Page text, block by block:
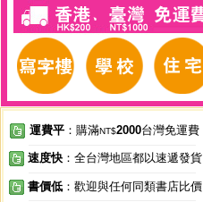
運費平 ：購滿NT$2000台灣免運費
速度快 ：全台灣地區都以速遞發貨
書價低 ：歡迎與任何同類書店比價